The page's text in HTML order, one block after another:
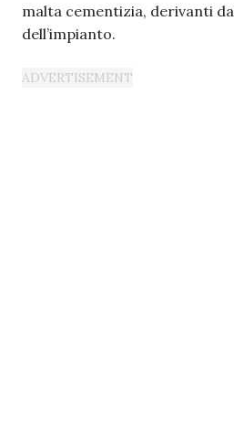
malta cementizia, derivanti
dell’impianto.